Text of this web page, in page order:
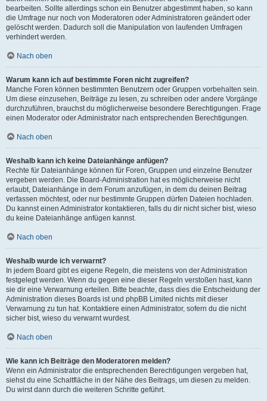
bearbeiten. Sollte allerdings schon ein Benutzer abgestimmt haben, so kann
die Umfrage nur noch von Moderatoren oder Administratoren geändert oder
gelöscht werden. Dadurch soll die Manipulation von laufenden Umfragen
verhindert werden.
Nach oben
Warum kann ich auf bestimmte Foren nicht zugreifen?
Manche Foren können bestimmten Benutzern oder Gruppen vorbehalten sein.
Um diese einzusehen, Beiträge zu lesen, zu schreiben oder andere Vorgänge
durchzuführen, brauchst du möglicherweise besondere Berechtigungen. Frage
einen Moderator oder Administrator nach entsprechenden Berechtigungen.
Nach oben
Weshalb kann ich keine Dateianhänge anfügen?
Rechte für Dateianhänge können für Foren, Gruppen und einzelne Benutzer
vergeben werden. Die Board-Administration hat es möglicherweise nicht
erlaubt, Dateianhänge in dem Forum anzufügen, in dem du deinen Beitrag
verfassen möchtest, oder nur bestimmte Gruppen dürfen Dateien hochladen.
Du kannst einen Administrator kontaktieren, falls du dir nicht sicher bist, wieso
du keine Dateianhänge anfügen kannst.
Nach oben
Weshalb wurde ich verwarnt?
In jedem Board gibt es eigene Regeln, die meistens von der Administration
festgelegt werden. Wenn du gegen eine dieser Regeln verstoßen hast, kann
sie dir eine Verwarnung erteilen. Bitte beachte, dass dies die Entscheidung der
Administration dieses Boards ist und phpBB Limited nichts mit dieser
Verwarnung zu tun hat. Kontaktiere einen Administrator, sofern du die nicht
sicher bist, wieso du verwarnt wurdest.
Nach oben
Wie kann ich Beiträge den Moderatoren melden?
Wenn ein Administrator die entsprechenden Berechtigungen vergeben hat,
siehst du eine Schaltfläche in der Nähe des Beitrags, um diesen zu melden.
Du wirst dann durch die weiteren Schritte geführt.